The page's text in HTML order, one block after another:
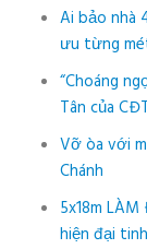
Ai bảo nhà
ưu từng
“Choáng
Tân của
Vỡ òa với
Chánh
5x18m
hiện đại